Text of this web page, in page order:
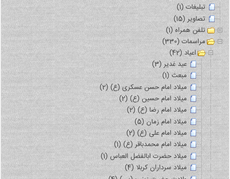
تبلیغات (1)
تصاویر (15)
تلفن همراه (1)
مراسمات (330)
اعیاد (42)
عید غدیر (3)
مبعث (1)
میلاد امام حسن عسکری (ع) (2)
میلاد امام حسین (ع) (2)
میلاد امام رضا (ع) (2)
میلاد امام زمان (5)
میلاد امام علی (ع) (2)
میلاد امام محمدباقر (ع) (1)
میلاد حضرت ابالفضل العباس (1)
میلاد سرداران کربلا (4)